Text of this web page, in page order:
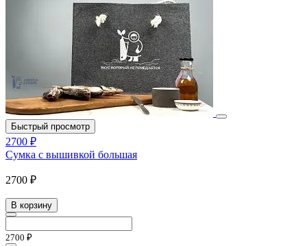
Быстрый просмотр
2700 ₽
Сумка с вышивкой большая
2700 ₽
В корзину
2700 ₽